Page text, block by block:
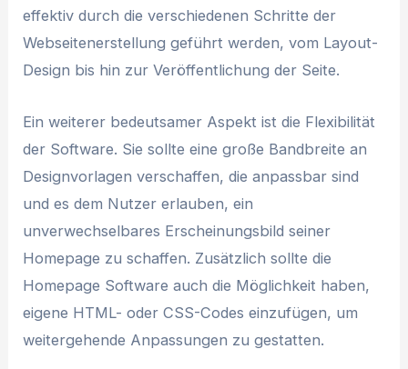
effektiv durch die verschiedenen Schritte der
Webseitenerstellung geführt werden, vom Layout-
Design bis hin zur Veröffentlichung der Seite.
Ein weiterer bedeutsamer Aspekt ist die Flexibilität
der Software. Sie sollte eine große Bandbreite an
Designvorlagen verschaffen, die anpassbar sind
und es dem Nutzer erlauben, ein
unverwechselbares Erscheinungsbild seiner
Homepage zu schaffen. Zusätzlich sollte die
Homepage Software auch die Möglichkeit haben,
eigene HTML- oder CSS-Codes einzufügen, um
weitergehende Anpassungen zu gestatten.